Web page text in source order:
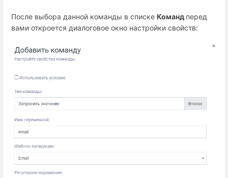
После выбора данной команды в списке Команд перед
вами откроется диалоговое окно настройки свойств: